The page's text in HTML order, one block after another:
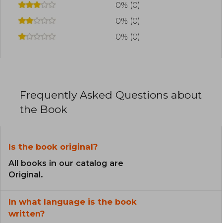
0% (0)
0% (0)
0% (0)
Frequently Asked Questions about
the Book
Is the book original?
All books in our catalog are
Original.
In what language is the book
written?